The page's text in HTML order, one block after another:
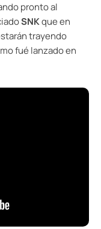
pronto al
SNKque en
trayendo
fué lanzado en